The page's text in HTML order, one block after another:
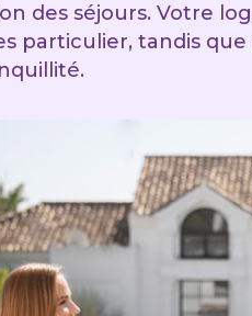
des séjours. Votre
particulier, tandis